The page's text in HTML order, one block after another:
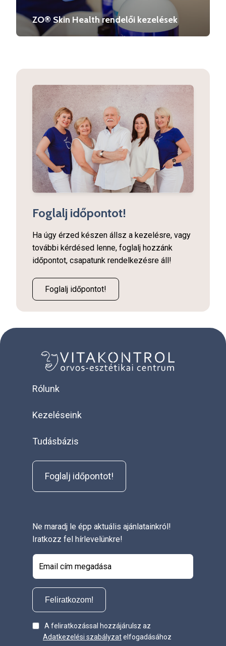
ZO® Skin Health rendelői kezelések
Foglalj időpontot!
Ha úgy érzed készen állsz a kezelésre, vagy
további kérdésed lenne, foglalj hozzánk
időpontot, csapatunk rendelkezésre áll!
Foglalj időpontot!
Rólunk
Kezeléseink
Tudásbázis
Foglalj időpontot!
Ne maradj le épp aktuális ajánlatainkról!
Iratkozz fel hírlevelünkre!
Feliratkozom!
A feliratkozással hozzájárulsz az
Adatkezelési szabályzatelfogadásához